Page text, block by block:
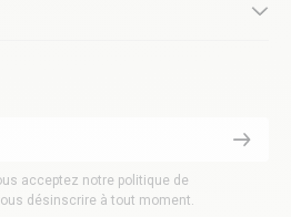
acceptez notre politique de
désinscrire à tout moment.